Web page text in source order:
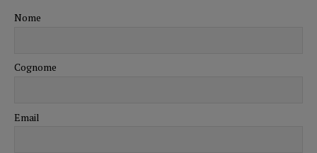
Nome
Cognome
Email